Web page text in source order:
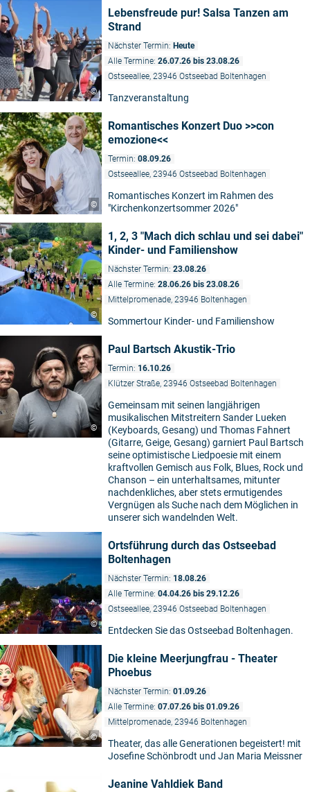
©
Lebensfreude pur! Salsa Tanzen am
Strand
Nächster Termin: Heute
Alle Termine: 26.07.26 bis 23.08.26
Ostseeallee, 23946 Ostseebad Boltenhagen
Tanzveranstaltung
©
Romantisches Konzert Duo >>con
emozione<<
Termin: 08.09.26
Ostseeallee, 23946 Ostseebad Boltenhagen
Romantisches Konzert im Rahmen des
"Kirchenkonzertsommer 2026"
©
1, 2, 3 "Mach dich schlau und sei dabei"
Kinder- und Familienshow
Nächster Termin: 23.08.26
Alle Termine: 28.06.26 bis 23.08.26
Mittelpromenade, 23946 Boltenhagen
Sommertour Kinder- und Familienshow
©
Paul Bartsch Akustik-Trio
Termin: 16.10.26
Klützer Straße, 23946 Ostseebad Boltenhagen
Gemeinsam mit seinen langjährigen
musikalischen Mitstreitern Sander Lueken
(Keyboards, Gesang) und Thomas Fahnert
(Gitarre, Geige, Gesang) garniert Paul Bartsch
seine optimistische Liedpoesie mit einem
kraftvollen Gemisch aus Folk, Blues, Rock und
Chanson – ein unterhaltsames, mitunter
nachdenkliches, aber stets ermutigendes
Vergnügen als Suche nach dem Möglichen in
unserer sich wandelnden Welt.
©
Ortsführung durch das Ostseebad
Boltenhagen
Nächster Termin: 18.08.26
Alle Termine: 04.04.26 bis 29.12.26
Ostseeallee, 23946 Ostseebad Boltenhagen
Entdecken Sie das Ostseebad Boltenhagen.
©
Die kleine Meerjungfrau - Theater
Phoebus
Nächster Termin: 01.09.26
Alle Termine: 07.07.26 bis 01.09.26
Mittelpromenade, 23946 Boltenhagen
Theater, das alle Generationen begeistert! mit
Josefine Schönbrodt und Jan Maria Meissner
Jeanine Vahldiek Band